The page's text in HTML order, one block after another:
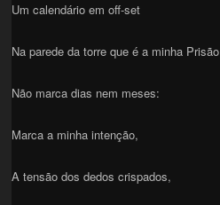
Um calendário em off-set
Na parede da torre que é a minha Prisão
Não marca dias nem meses:
Marca a minha intenção,
A tensão dos dedos crispados,